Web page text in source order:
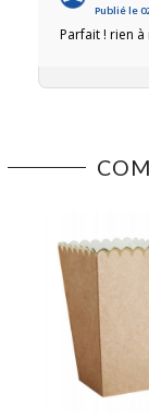
Publié le
Parfait ! rien à